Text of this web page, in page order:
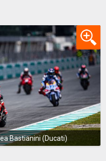
Bastianini (Ducati)